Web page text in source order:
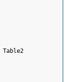
Table2